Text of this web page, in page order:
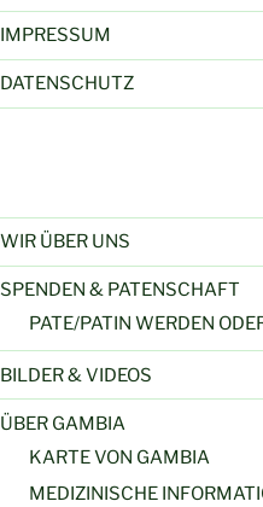
IMPRESSUM
DATENSCHUTZ
WIR ÜBER UNS
SPENDEN & PATENSCHAFT
PATE/PATIN WERDEN
BILDER & VIDEOS
ÜBER GAMBIA
KARTE VON GAMBIA
MEDIZINISCHE